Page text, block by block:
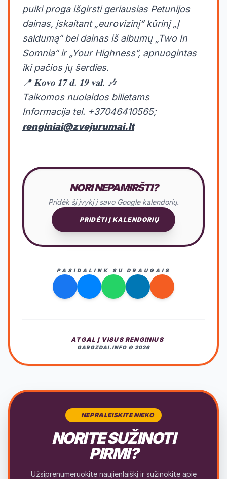
puiki proga išgirsti geriausias Petunijos
dainas, įskaitant „eurovizinį“ kūrinį „Į
saldumą“ bei dainas iš albumų „Two In
Somnia“ ir „Your Highness“, apnuogintas
iki pačios jų šerdies.
📍 𝐊𝐨𝐯𝐨 𝟏𝟕 𝐝. 𝟏𝟗 𝐯𝐚𝐥. 🎶
Taikomos nuolaidos bilietams
Informacija tel. +37046410565;
renginiai@zvejurumai.lt
NORI NEPAMIRŠTI?
Pridėk šį įvykį į savo Google kalendorių.
PRIDĖTI Į KALENDORIŲ
PASIDALINK SU DRAUGAIS
ATGAL Į VISUS RENGINIUS
GARGZDAI.INFO © 2026
NEPRALEISKITE NIEKO
NORITE SUŽINOTI
PIRMI?
Užsiprenumeruokite naujienlaiškį ir sužinokite apie